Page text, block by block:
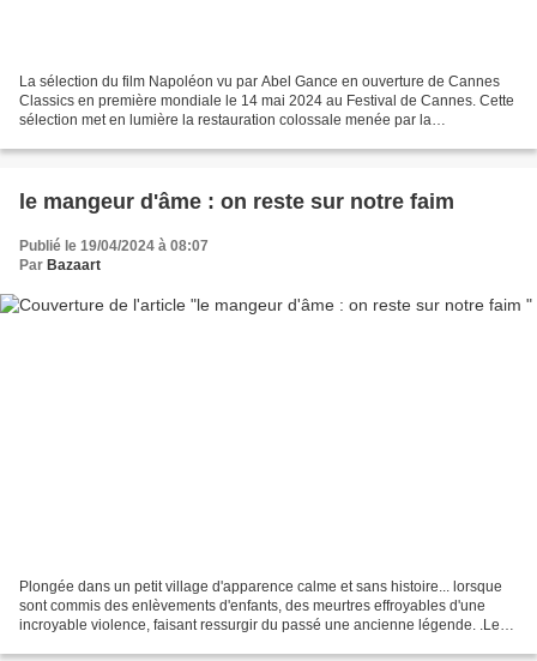
La sélection du film Napoléon vu par Abel Gance en ouverture de Cannes
Classics en première mondiale le 14 mai 2024 au Festival de Cannes. Cette
sélection met en lumière la restauration colossale menée par la
le mangeur d'âme : on reste sur notre faim
Publié le 19/04/2024 à 08:07
Par Bazaart
Plongée dans un petit village d'apparence calme et sans histoire... lorsque
sont commis des enlèvements d'enfants, des meurtres effroyables d'une
incroyable violence, faisant ressurgir du passé une ancienne légende. .Le